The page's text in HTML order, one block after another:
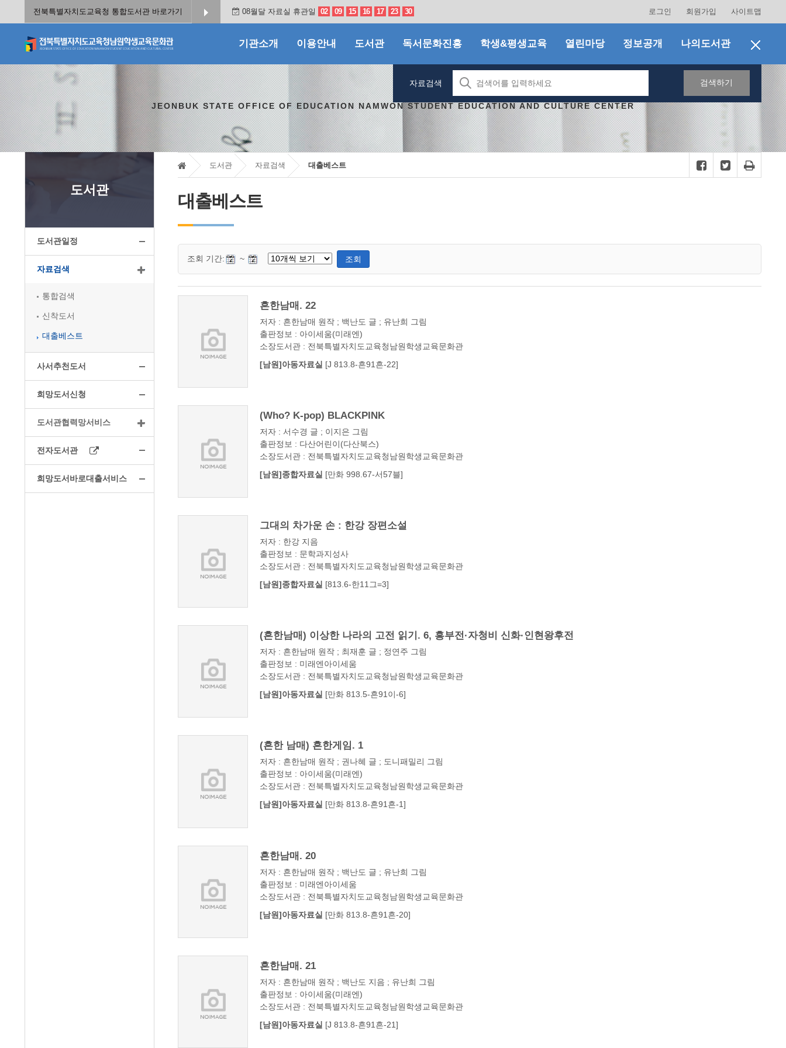
전북특별자치도교육청 통합도서관 바로가기 08월달 자료실 휴관일 02 09 15 16 17 23 30 로그인 회원가입 사이트맵
기관소개 이용안내 도서관 독서문화진흥 학생&평생교육 열린마당 정보공개 나의도서관
자료검색 검색하기
JEONBUK STATE OFFICE OF EDUCATION NAMWON STUDENT EDUCATION AND CULTURE CENTER
도서관
도서관일정
자료검색
통합검색
신착도서
대출베스트
사서추천도서
희망도서신청
도서관협력망서비스
전자도서관
희망도서바로대출서비스
도서관 자료검색 대출베스트
대출베스트
조회 기간: ~ 조회
흔한남매. 22
저자 : 흔한남매 원작 ; 백난도 글 ; 유난희 그림
출판정보 : 아이세움(미래엔)
소장도서관 : 전북특별자치도교육청남원학생교육문화관
[남원]아동자료실 [J 813.8-흔91흔-22]
(Who? K-pop) BLACKPINK
저자 : 서수경 글 ; 이지은 그림
출판정보 : 다산어린이(다산북스)
소장도서관 : 전북특별자치도교육청남원학생교육문화관
[남원]종합자료실 [만화 998.67-서57블]
그대의 차가운 손 : 한강 장편소설
저자 : 한강 지음
출판정보 : 문학과지성사
소장도서관 : 전북특별자치도교육청남원학생교육문화관
[남원]종합자료실 [813.6-한11그=3]
(흔한남매) 이상한 나라의 고전 읽기. 6, 흥부전·자청비 신화·인현왕후전
저자 : 흔한남매 원작 ; 최재훈 글 ; 정연주 그림
출판정보 : 미래엔아이세움
소장도서관 : 전북특별자치도교육청남원학생교육문화관
[남원]아동자료실 [만화 813.5-흔91이-6]
(흔한 남매) 흔한게임. 1
저자 : 흔한남매 원작 ; 권나혜 글 ; 도니패밀리 그림
출판정보 : 아이세움(미래엔)
소장도서관 : 전북특별자치도교육청남원학생교육문화관
[남원]아동자료실 [만화 813.8-흔91흔-1]
흔한남매. 20
저자 : 흔한남매 원작 ; 백난도 글 ; 유난희 그림
출판정보 : 미래엔아이세움
소장도서관 : 전북특별자치도교육청남원학생교육문화관
[남원]아동자료실 [만화 813.8-흔91흔-20]
흔한남매. 21
저자 : 흔한남매 원작 ; 백난도 지음 ; 유난희 그림
출판정보 : 아이세움(미래엔)
소장도서관 : 전북특별자치도교육청남원학생교육문화관
[남원]아동자료실 [J 813.8-흔91흔-21]